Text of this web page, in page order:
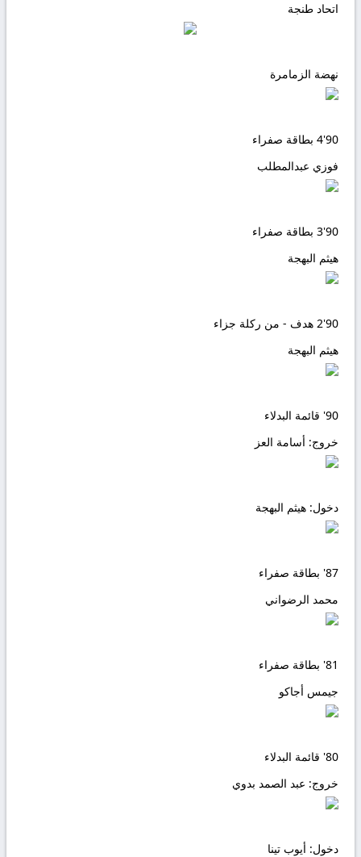
اتحاد طنجة
نهضة الزمامرة
90'
4 بطاقة صفراء
فوزي عبدالمطلب
90'
3 بطاقة صفراء
هيثم البهجة
90'
2 هدف - من ركلة جزاء
هيثم البهجة
90' قائمة البدلاء
خروج: أسامة العز
دخول: هيثم البهجة
87' بطاقة صفراء
محمد الرضواني
81' بطاقة صفراء
جيمس أجاكو
80' قائمة البدلاء
خروج: عبد الصمد بدوي
دخول: أيوب تينا